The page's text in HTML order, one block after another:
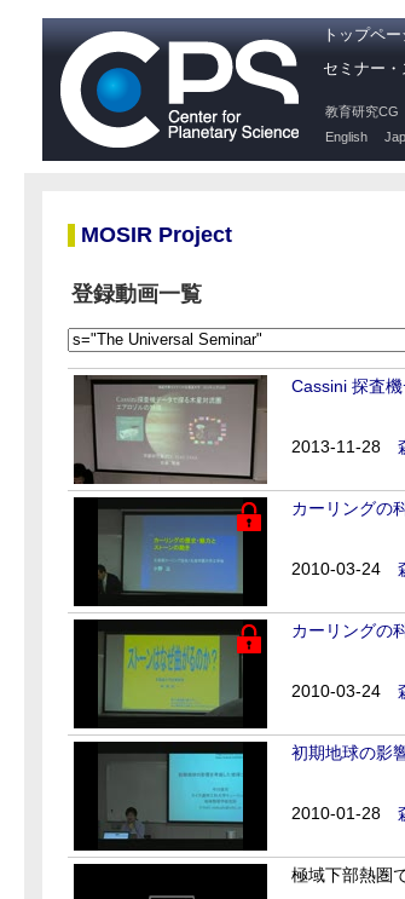
トップペー
セミナー
教育研究CG
English
MOSIR Project
登録動画一覧
Cassini 探査
2013-11-28
カーリングの
2010-03-24
カーリングの
2010-03-24
初期地球の影
2010-01-28
極域下部熱圏